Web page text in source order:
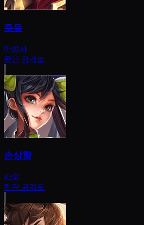
주유
마법사
중단 공격로
손상향
사수
하단 공격로